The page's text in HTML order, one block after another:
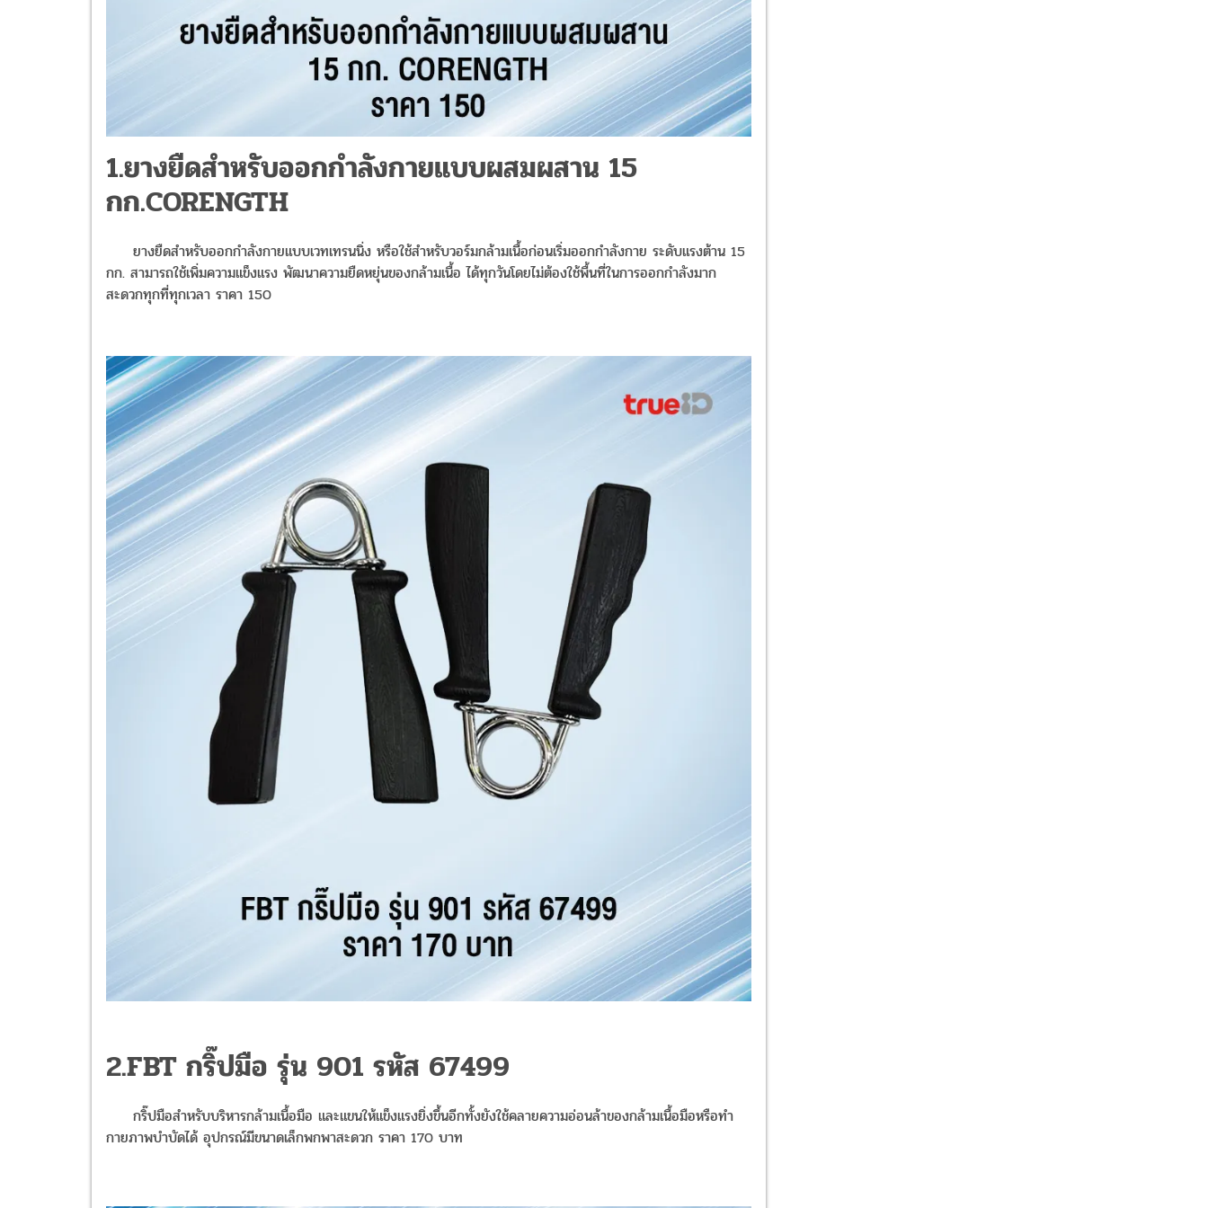
1.ยางยืดสำหรับออกกำลังกายแบบผสมผสาน 15
กก.CORENGTH
ยางยืดสำหรับออกกำลังกายแบบเวทเทรนนิ่ง หรือใช้สำหรับวอร์มกล้ามเนื้อก่อนเริ่มออกกำลังกาย ระดับแรงต้าน 15
กก. สามารถใช้เพิ่มความแข็งแรง พัฒนาความยืดหยุ่นของกล้ามเนื้อ ได้ทุกวันโดยไม่ต้องใช้พื้นที่ในการออกกำลังมาก
สะดวกทุกที่ทุกเวลา ราคา 150
2.FBT กริ๊ปมือ รุ่น 901 รหัส 67499
กริ๊ปมือสำหรับบริหารกล้ามเนื้อมือ และแขนให้แข็งแรงยิ่งขึ้นอีกทั้งยังใช้คลายความอ่อนล้าของกล้ามเนื้อมือหรือทำ
กายภาพบำบัดได้ อุปกรณ์มีขนาดเล็กพกพาสะดวก ราคา 170 บาท